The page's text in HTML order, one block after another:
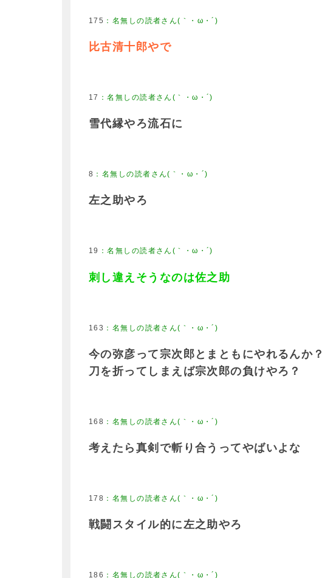
175
比古清十郎やで
17
雪代縁やろ流石に
8
左之助やろ
19
刺し違えそうなのは佐之助
163
今の弥彦って宗次郎とまともにやれるんか？
刀を折ってしまえば宗次郎の負けやろ？
168
考えたら真剣で斬り合うってやばいよな
178
戦闘スタイル的に左之助やろ
186